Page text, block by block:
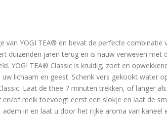
van YOGI TEA® en bevat de perfecte
duizenden jaren terug en is nauw verweven met
YOGI TEA® Classic is kruidig, zoet en
lichaam en geest. Schenk vers gekookt water
Laat de thee 7 minuten trekken, of langer
of melk toevoegt eerst een slokje en laat de
in en laat u door het rijke aroma van kaneel